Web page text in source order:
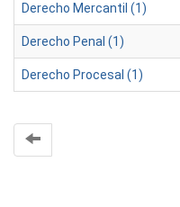
Derecho Mercantil (1)
Derecho Penal (1)
Derecho Procesal (1)